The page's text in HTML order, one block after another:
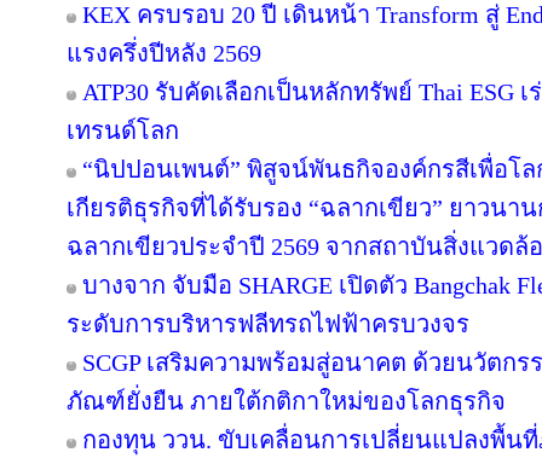
KEX ครบรอบ 20 ปี เดินหน้า Transform สู่
แรงครึ่งปีหลัง 2569
ATP30 รับคัดเลือกเป็นหลักทรัพย์ Thai ESG เ
เทรนด์โลก
“นิปปอนเพนต์” พิสูจน์พันธกิจองค์กรสีเพื่อโ
เกียรติธุรกิจที่ได้รับรอง “ฉลากเขียว” ยาวนา
ฉลากเขียวประจำปี 2569 จากสถาบันสิ่งแวดล้
บางจาก จับมือ SHARGE เปิดตัว Bangchak
ระดับการบริหารฟลีทรถไฟฟ้าครบวงจร
SCGP เสริมความพร้อมสู่อนาคต ด้วยนวัตก
ภัณฑ์ยั่งยืน ภายใต้กติกาใหม่ของโลกธุรกิจ
กองทุน ววน. ขับเคลื่อนการเปลี่ยนแปลงพื้น